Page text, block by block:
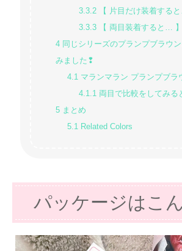
3.3.2【 片目だけ装着すると
3.3.3【 両目装着すると… 】
4 同じシリーズのプランプブラウ
みました❢
4.1マランマラン プランプブラ
4.1.1両目で比較をしてみる
5 まとめ
5.1Related Colors
パッケージはこ